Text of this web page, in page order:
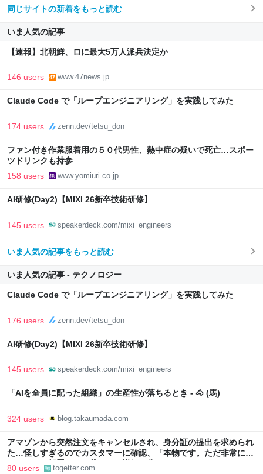
同じサイトの新着をもっと読む
いま人気の記事
【速報】北朝鮮、ロに最大5万人派兵決定か
146 users www.47news.jp
Claude Code で「ループエンジニアリング」を実践してみた
174 users zenn.dev/tetsu_don
ファン付き作業服着用の５０代男性、熱中症の疑いで死亡…スポー
ツドリンクも持参
158 users www.yomiuri.co.jp
AI研修(Day2)【MIXI 26新卒技術研修】
145 users speakerdeck.com/mixi_engineers
いま人気の記事をもっと読む
いま人気の記事 - テクノロジー
Claude Code で「ループエンジニアリング」を実践してみた
176 users zenn.dev/tetsu_don
AI研修(Day2)【MIXI 26新卒技術研修】
145 users speakerdeck.com/mixi_engineers
「AIを全員に配った組織」の生産性が落ちるとき - 🐴 (馬)
324 users blog.takaumada.com
アマゾンから突然注文をキャンセルされ、身分証の提出を求められ
た…怪しすぎるのでカスタマーに確認、「本物です。ただ非常に高
いレベルの部署なので我々にも詳細は分かりません」とのこと
80 users togetter.com